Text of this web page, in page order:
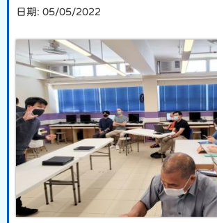
日期: 05/05/2022